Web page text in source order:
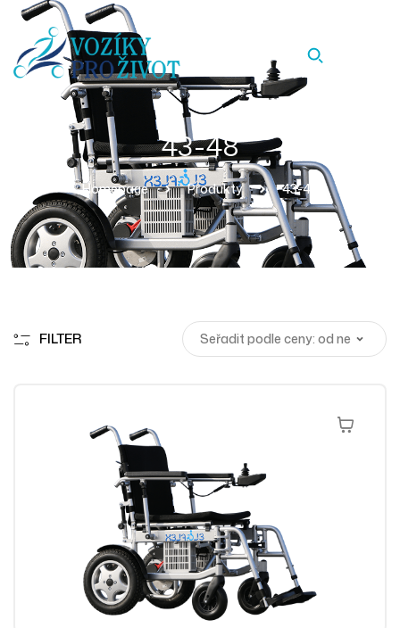
43-48
Homepage Produkty 43-48
FILTER
Přidat Do